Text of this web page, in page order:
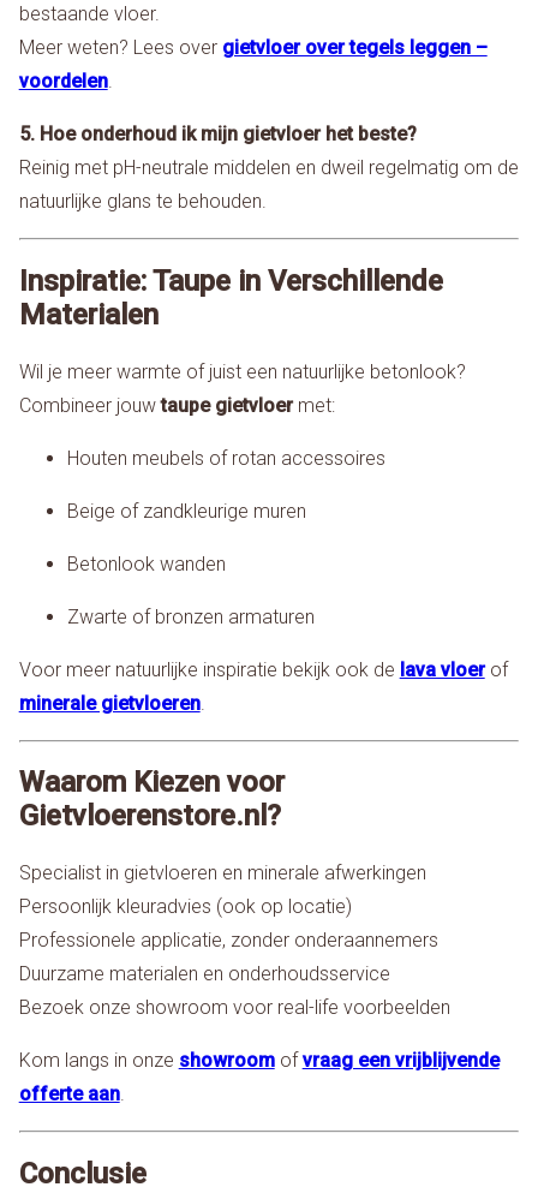
bestaande vloer.
Meer weten? Lees over gietvloer over tegels leggen –
voordelen.
5. Hoe onderhoud ik mijn gietvloer het beste?
Reinig met pH-neutrale middelen en dweil regelmatig om de
natuurlijke glans te behouden.
Inspiratie: Taupe in Verschillende
Materialen
Wil je meer warmte of juist een natuurlijke betonlook?
Combineer jouwtaupe gietvloermet:
Houten meubels of rotan accessoires
Beige of zandkleurige muren
Betonlook wanden
Zwarte of bronzen armaturen
Voor meer natuurlijke inspiratie bekijk ook de lava vloerof
minerale gietvloeren.
Waarom Kiezen voor
Gietvloerenstore.nl?
Specialist in gietvloeren en minerale afwerkingen
Persoonlijk kleuradvies (ook op locatie)
Professionele applicatie, zonder onderaannemers
Duurzame materialen en onderhoudsservice
Bezoek onze showroom voor real-life voorbeelden
Kom langs in onze showroomof vraag een vrijblijvende
offerte aan.
Conclusie